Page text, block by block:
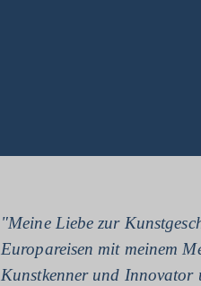
"Meine Liebe zur
Europareisen mit meinem
Kunstkenner und Innovator